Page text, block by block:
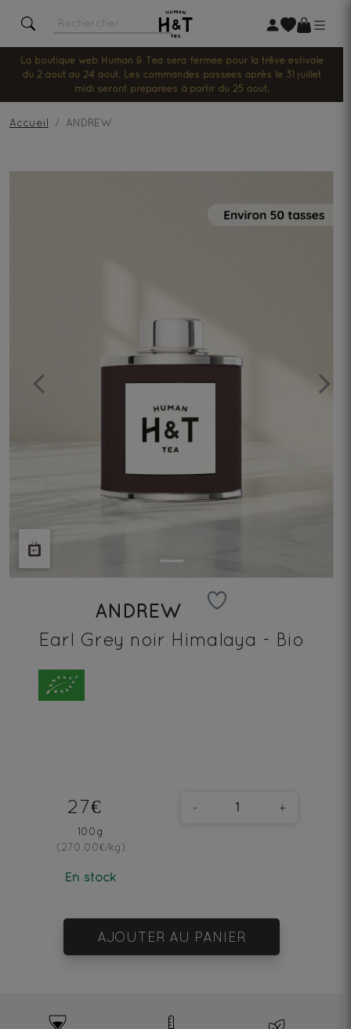
La boutique web Human & Tea sera fermée pour la trêve estivale
du 2 août au 24 août. Les commandes passées après le 31 juillet
midi seront préparées à partir du 25 août.
Accueil ANDREW
Previous Next
ANDREW
Earl Grey noir Himalaya - Bio
27€
100g
(270.00€/kg)
En stock
- +
AJOUTER AU PANIER